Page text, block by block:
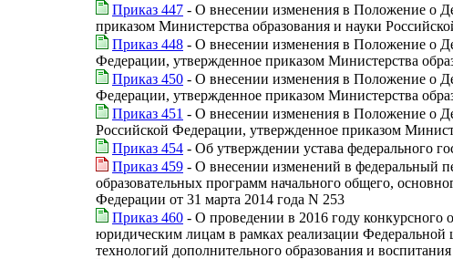
Приказ 447 - О внесении изменения в Положение о
приказом Министерства образования и науки
Приказ 448 - О внесении изменения в Положение о
Федерации, утвержденное приказом Министерства
Приказ 450 - О внесении изменения в Положение о
Федерации, утвержденное приказом Министерства
Приказ 451 - О внесении изменения в Положение о
Российской Федерации, утвержденное приказом
Приказ 454 - Об утверждении устава федерального
Приказ 459 - О внесении изменений в федеральный
образовательных программ начального общего,
Федерации от 31 марта 2014 года N 253
Приказ 460 - О проведении в 2016 году конкурсного
юридическим лицам в рамках реализации
технологий дополнительного образования и